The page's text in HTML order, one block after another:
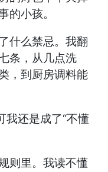
的小孩。
什么禁忌。我翻
条，从几点洗
，到厨房调料能
我还是成了“不懂
则里。我读不懂